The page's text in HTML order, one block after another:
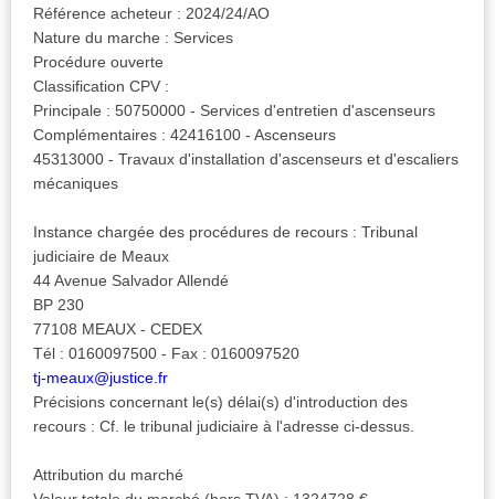
Référence acheteur : 2024/24/AO
Nature du marche : Services
Procédure ouverte
Classification CPV :
Principale : 50750000 - Services d'entretien d'ascenseurs
Complémentaires : 42416100 - Ascenseurs
45313000 - Travaux d'installation d'ascenseurs et d'escaliers
mécaniques
Instance chargée des procédures de recours : Tribunal
judiciaire de Meaux
44 Avenue Salvador Allendé
BP 230
77108 MEAUX - CEDEX
Tél : 0160097500 - Fax : 0160097520
tj-meaux@justice.fr
Précisions concernant le(s) délai(s) d'introduction des
recours : Cf. le tribunal judiciaire à l'adresse ci-dessus.
Attribution du marché